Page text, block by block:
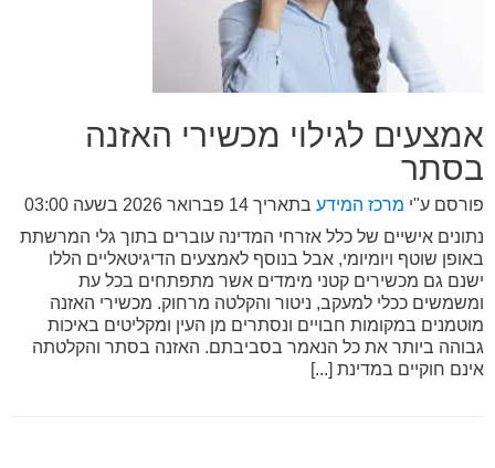
אמצעים לגילוי מכשירי האזנה
בסתר
פורסם ע"י מרכז המידע בתאריך 14 פברואר 2026 בשעה 03:00
נתונים אישיים של כלל אזרחי המדינה עוברים בתוך גלי המרשתת
באופן שוטף ויומיומי, אבל בנוסף לאמצעים הדיגיטאליים הללו
ישנם גם מכשירים קטני מימדים אשר מתפתחים בכל עת
ומשמשים ככלי למעקב, ניטור והקלטה מרחוק. מכשירי האזנה
מוטמנים במקומות חבויים ונסתרים מן העין ומקליטים באיכות
גבוהה ביותר את כל הנאמר בסביבתם. האזנה בסתר והקלטתה
אינם חוקיים במדינת [...]